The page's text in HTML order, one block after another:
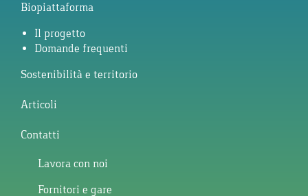
Biopiattaforma
Il progetto
Domande frequenti
Sostenibilità e territorio
Articoli
Contatti
Lavora con noi
Fornitori e gare